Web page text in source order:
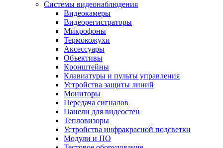
Системы видеонаблюдения
Видеокамеры
Видеорегистраторы
Микрофоны
Термокожухи
Аксессуары
Объективы
Кронштейны
Клавиатуры и пульты управления
Устройства защиты линий
Мониторы
Передача сигналов
Панели для видеостен
Тепловизоры
Устройства инфракрасной подсветки
Модули и ПО